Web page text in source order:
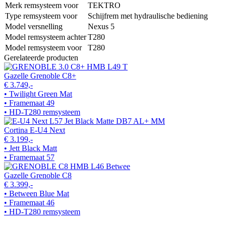
Merk remsysteem voor
TEKTRO
Type remsysteem voor
Schijfrem met hydraulische bediening
Model versnelling
Nexus 5
Model remsysteem achterT280
Model remsysteem voor
T280
Gerelateerde producten
Gazelle Grenoble C8+
€ 3.749,-
• Twilight Green Mat
• Framemaat 49
• HD-T280 remsysteem
Cortina E-U4 Next
€ 3.199,-
• Jett Black Matt
• Framemaat 57
Gazelle Grenoble C8
€ 3.399,-
• Between Blue Mat
• Framemaat 46
• HD-T280 remsysteem